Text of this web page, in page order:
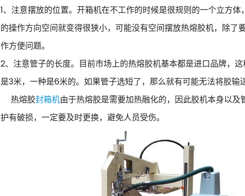
1、注意摆放的位置。开箱机在不工作的时候是很规则的一个立方
的操作方向空间就变得很狭小，可能没有空间摆放热熔胶机，除
作方便问题。
2、注意管子的长度。目前市场上的热熔胶机基本都是进口品牌，
是3米，一种是6米的。如果管子选短了，那么就有可能无法将胶输
热熔胶封箱机由于热熔胶是需要加热融化的，因此胶机本身以
护有破损，一定要及时更换，避免人员受伤。